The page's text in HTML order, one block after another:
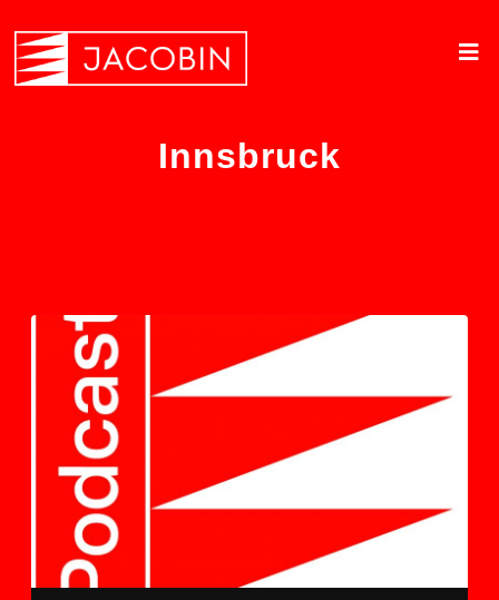
Innsbruck